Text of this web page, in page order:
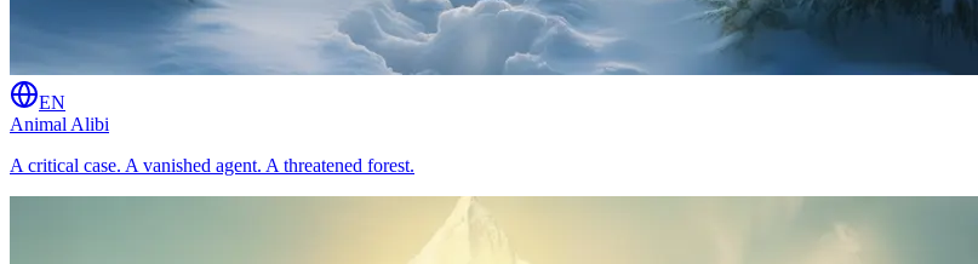
EN
Animal Alibi
A critical case. A vanished agent. A threatened forest.